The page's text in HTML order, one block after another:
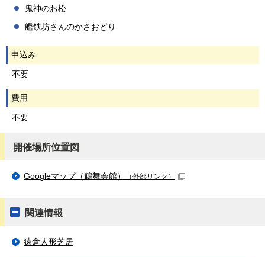
鬼神のお松
艦鉄坊さんのかさおどり
申込み
不要
費用
不要
開催場所位置図
Googleマップ（鶴舞会館） （外部リンク）
関連情報
猿倉人形芝居